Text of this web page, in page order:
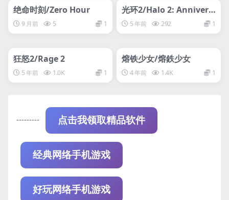
网盘下载游戏
绝命时刻/Zero Hour
9 月前 5 1
网盘下载游戏
光环2/Halo 2: Annivers
ary5 年前 292 1
狂怒2/Rage 2
5 年前 1.0K 1
网盘下载游戏
熔铁少女/熔鉄少女
4 年前 1.4K 1
--------- 点击我领取精品软件
经典网络手机游戏
好玩网络手机游戏